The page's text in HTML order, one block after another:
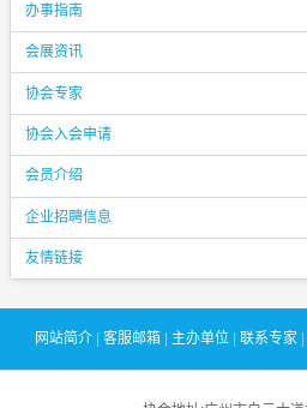
办事指南
会展资讯
协会专家
协会入会申请
会员介绍
企业招聘信息
友情链接
网站简介 客服邮箱 主办单位 联系专家